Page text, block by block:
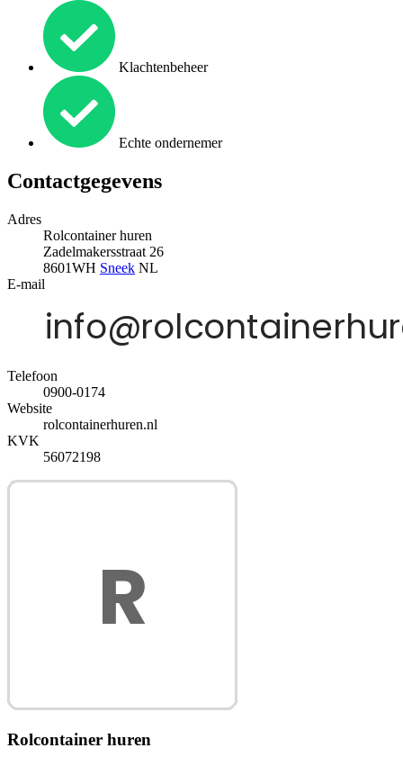
Klachtenbeheer
Echte ondernemer
Contactgegevens
Adres
Rolcontainer huren
Zadelmakersstraat 26
8601WH Sneek NL
E-mail
Telefoon
0900-0174
Website
rolcontainerhuren.nl
KVK
56072198
Rolcontainer huren